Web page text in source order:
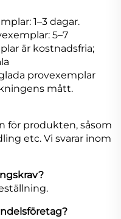
1–3 dagar.
5–7
är kostnadsfria;
provexemplar
mått.
för produkten, såsom
etc. Vi svarar inom